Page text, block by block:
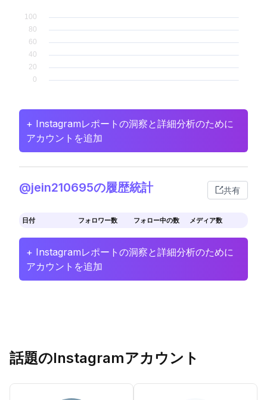
+ Instagramレポートの洞察と詳細分析のために
アカウントを追加
@jein210695の履歴統計 共有
日付 フォロワー数 フォロー中の数 メディア数
+ Instagramレポートの洞察と詳細分析のために
アカウントを追加
話題のInstagramアカウント